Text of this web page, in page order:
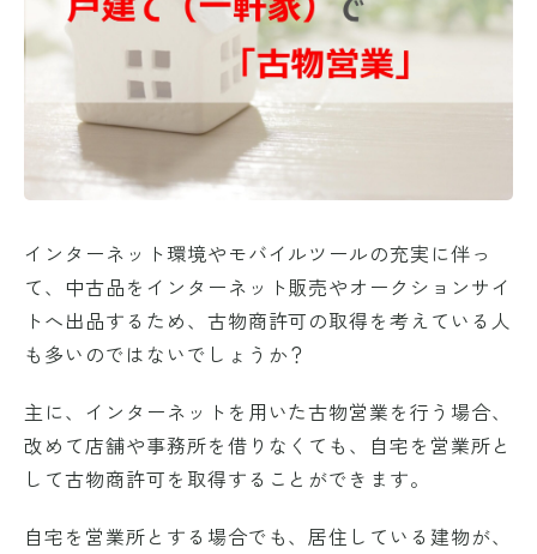
インターネット環境やモバイルツールの充実に伴っ
て、中古品をインターネット販売やオークションサイ
トへ出品するため、古物商許可の取得を考えている人
も多いのではないでしょうか？
主に、インターネットを用いた古物営業を行う場合、
改めて店舗や事務所を借りなくても、自宅を営業所と
して古物商許可を取得することができます。
自宅を営業所とする場合でも、居住している建物が、